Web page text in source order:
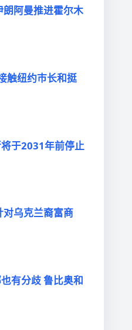
阿曼推进霍尔木
触纽约巿长和挺
于2031年前停止
乌克兰裔富商
有分歧 鲁比奥和